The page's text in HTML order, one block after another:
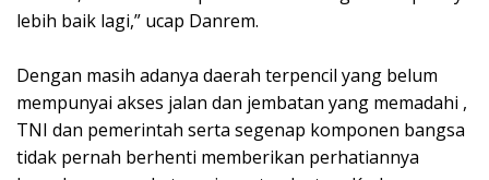
lebih baik lagi,” ucap Danrem.
Dengan masih adanya daerah terpencil yang belum
mempunyai akses jalan dan jembatan yang memadahi ,
TNI dan pemerintah serta segenap komponen bangsa
tidak pernah berhenti memberikan perhatiannya